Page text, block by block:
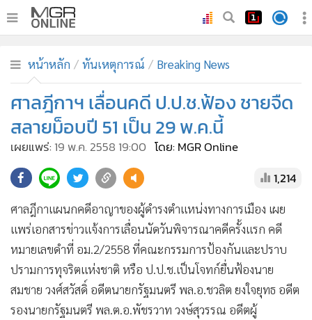
ทันเหตุการณ์
• ภาคใต้
ภูมิภาค
Online Section
• ผู้จัดการรายวัน
• คอลัมนิสต์
• ละคร
• CbizReview
• Cyber BIZ
• ผู้จัดกวน
• Good health & Well-being
หน้าหลัก ทันเหตุการณ์ Breaking News
ศาลฎีกาฯ เลื่อนคดี ป.ป.ช.ฟ้อง ชายจืด
สลายม็อบปี 51 เป็น 29 พ.ค.นี้
เผยแพร่: 19 พ.ค. 2558 19:00 โดย: MGR Online
1,214
ศาลฎีกาแผนกคดีอาญาของผู้ดำรงตำแหน่งทางการเมือง เผย
แพร่เอกสารข่าวแจ้งการเลื่อนนัดวันพิจารณาคดีครั้งแรก คดี
หมายเลขดำที่ อม.2/2558 ที่คณะกรรมการป้องกันและปราบ
ปรามการทุจริตแห่งชาติ หรือ ป.ป.ช.เป็นโจทก์ยื่นฟ้องนาย
สมชาย วงศ์สวัสดิ์ อดีตนายกรัฐมนตรี พล.อ.ชวลิต ยงใจยุทธ อดีต
รองนายกรัฐมนตรี พล.ต.อ.พัชรวาท วงษ์สุวรรณ อดีตผู้